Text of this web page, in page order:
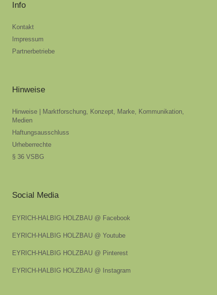
Info
Kontakt
Impressum
Partnerbetriebe
Hinweise
Hinweise | Marktforschung, Konzept, Marke, Kommunikation,
Medien
Haftungsausschluss
Urheberrechte
§ 36 VSBG
Social Media
EYRICH-HALBIG HOLZBAU @ Facebook
EYRICH-HALBIG HOLZBAU @ Youtube
EYRICH-HALBIG HOLZBAU @ Pinterest
EYRICH-HALBIG HOLZBAU @ Instagram